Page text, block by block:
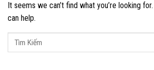
It seems we can’t find what you’re looking
can help.